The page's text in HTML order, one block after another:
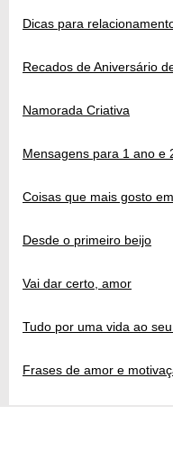
Dicas para
Recados de Aniversário
Namorada Criativa
Mensagens para 1 ano e
Coisas que mais gosto
Desde o primeiro beijo
Vai dar certo, amor
Tudo por uma vida ao
Frases de amor e